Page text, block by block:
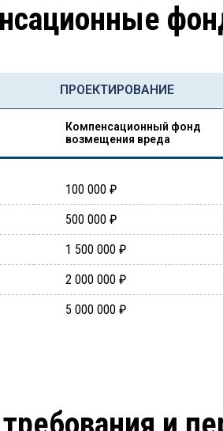
ПРОЕКТИРОВАНИЕ
Компенсационный фонд
возмещения вреда
100 000 ₽
500 000 ₽
1 500 000 ₽
2 000 000 ₽
5 000 000 ₽